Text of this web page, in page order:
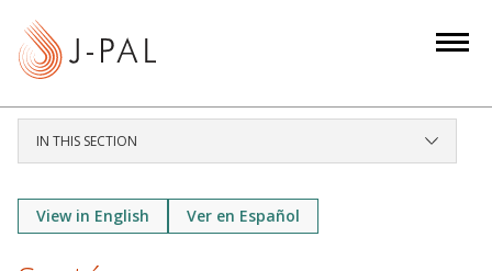
IN THIS SECTION
View in English Ver en Español